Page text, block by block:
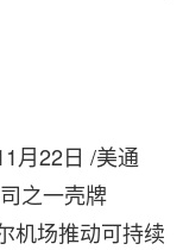
月22日 /美通
之一壳牌
机场推动可持续